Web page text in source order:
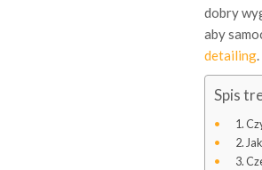
dobry
aby
detailing.
Spis